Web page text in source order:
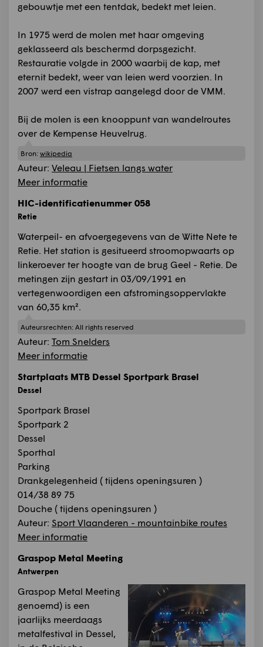
gebouwtje met een tentdak, bedekt met leien.
In 1975 werd de molen met haar omgeving
geklasseerd als beschermd dorpsgezicht.
Restauratie volgde in 2000 waarbij de kap, met
eternit bedekt, weer van leien werd voorzien. In
2007 werd een vistrap aangelegd door de VMM.
Bij de molen is een knooppunt van wandelroutes
over de Kempense Heuvelrug.
Bron: wikipedia
Auteur: Veleau | Fietsen langs water
Meer informatie
HIC-identificatienummer 058
Retie
Waterpeil- en afvoergegevens van de Witte Nete te
Retie. Het station is gesitueerd stroomopwaarts op
linkeroever ter hoogte van de brug Geel - Retie. De
metingen zijn gestart in 03/09/1991 en
vertegenwoordigen een afstromingsoppervlakte
van 60,35 km².
Auteursrechten: All rights reserved
Auteur: Tom Snelders
Meer informatie
Startplaats MTB Dessel Sportpark Brasel
Dessel
Sportpark Brasel
Sportpark 2
Dessel
Sporthal
Parking
Drankgelegenheid ( tijdens openingsuren )
014/38 89 75
Douche ( tijdens openingsuren )
Auteur: Sport Vlaanderen - mountainbike routes
Meer informatie
Graspop Metal Meeting
Antwerpen
Graspop Metal Meeting
genoemd) is een
jaarlijks meerdaags
metalfestival in Dessel,